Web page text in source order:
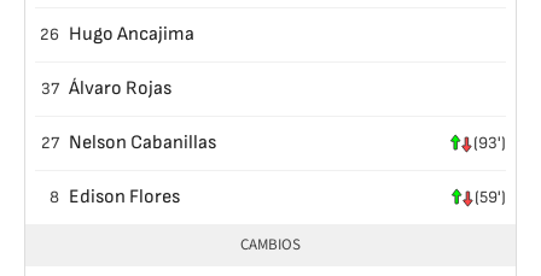
26 Hugo Ancajima
37 Álvaro Rojas
27 Nelson Cabanillas (93')
8 Edison Flores (59')
CAMBIOS